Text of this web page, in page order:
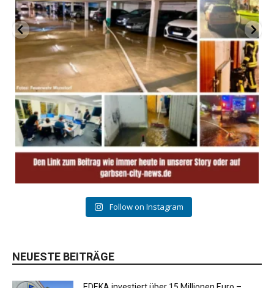
Follow on Instagram
NEUESTE BEITRÄGE